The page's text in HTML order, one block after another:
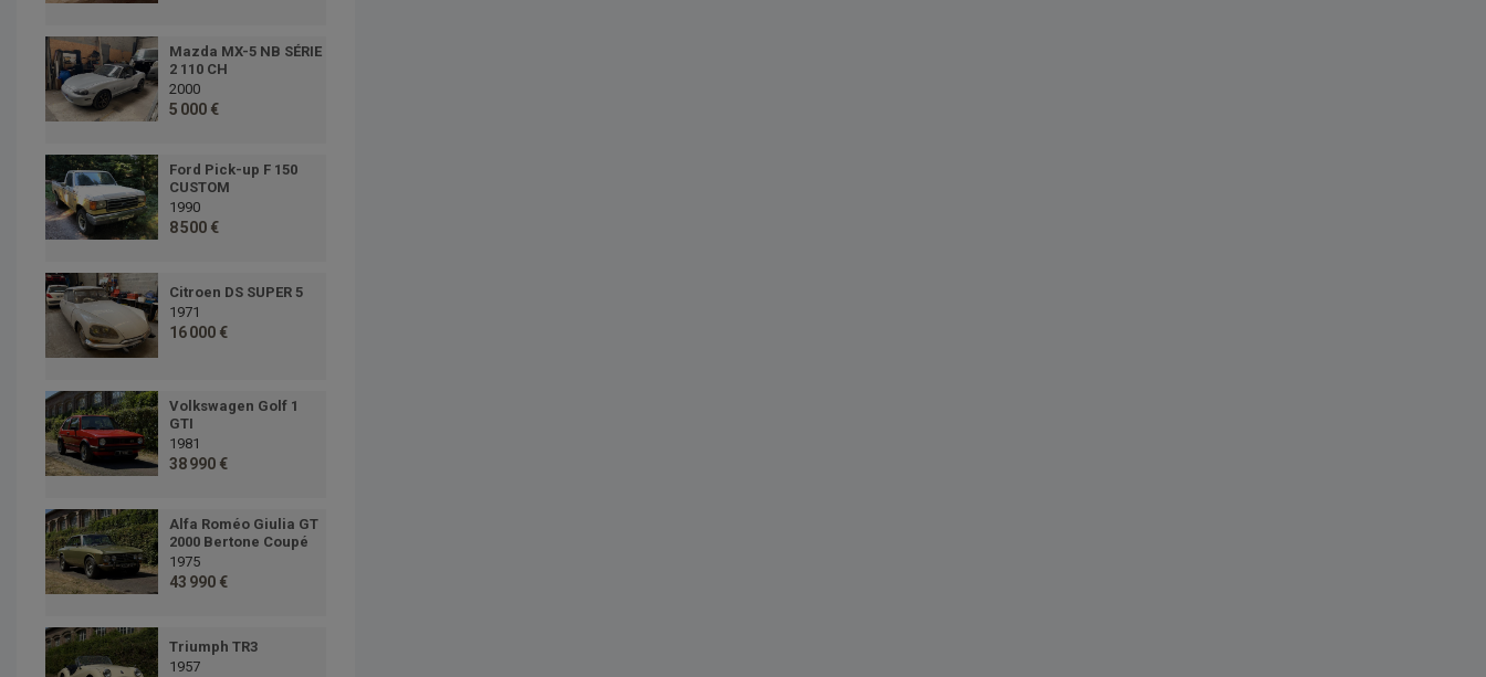
Mazda MX-5 NB SÉRIE
2 110 CH
2000
5 000 €
Ford Pick-up F 150
CUSTOM
1990
8 500 €
Citroen DS SUPER 5
1971
16 000 €
Volkswagen Golf 1
GTI
1981
38 990 €
Alfa Roméo Giulia GT
2000 Bertone Coupé
1975
43 990 €
Triumph TR3
1957